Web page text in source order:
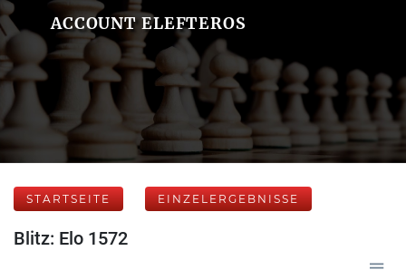
ACCOUNT ELEFTEROS
STARTSEITE EINZELERGEBNISSE
Blitz: Elo 1572